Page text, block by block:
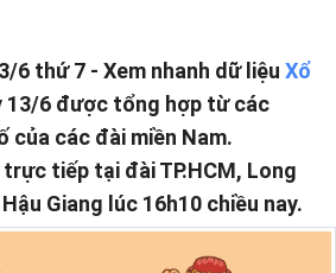
6 thứ 7 - Xem nhanh dữ liệu Xổ
13/6 được tổng hợp từ các
của các đài miền Nam.
trực tiếp tại đài TP.HCM, Long
Giang lúc 16h10 chiều nay.